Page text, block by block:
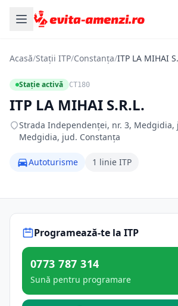
Acasă/Stații ITP/Constanța/ITP LA MIHAI
Stație activă CT180
ITP LA MIHAI S.R.L.
Strada Independenței, nr. 3, Medgidia,
Medgidia, jud. Constanța
Autoturisme 1 linie ITP
Programează-te la ITP
0773 787 314
Sună pentru programare